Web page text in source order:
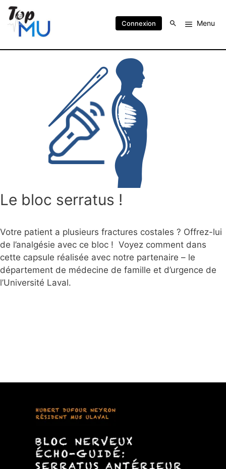
Connexion Menu
Le bloc serratus !
Votre patient a plusieurs fractures costales ? Offrez-lui
de l’analgésie avec ce bloc ! Voyez comment dans
cette capsule réalisée avec notre partenaire – le
département de médecine de famille et d’urgence de
l’Université Laval.